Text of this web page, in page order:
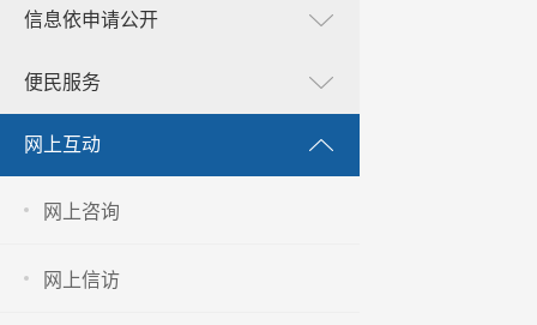
信息依申请公开
便民服务
网上互动
网上咨询
网上信访